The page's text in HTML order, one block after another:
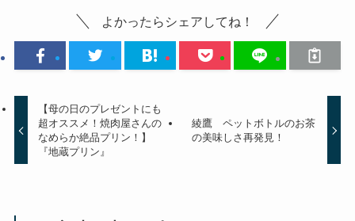
よかったらシェアしてね！
【母の日のプレゼントにも
超オススメ！焼肉屋さんの
なめらか絶品プリン！】
『地蔵プリン』
綾鷹 ペットボトルのお茶
の美味しさ再発見！